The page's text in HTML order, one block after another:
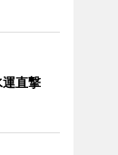
直撃